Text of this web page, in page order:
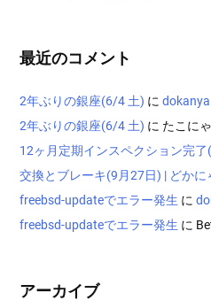
最近のコメント
2年ぶりの銀座(6/4 土) に dokanya
2年ぶりの銀座(6/4 土) に たこにゃ
12ヶ月定期インスペクション完
交換とブレーキ(9月27日) | どかに
freebsd-updateでエラー発生 に
freebsd-updateでエラー発生 に
アーカイブ